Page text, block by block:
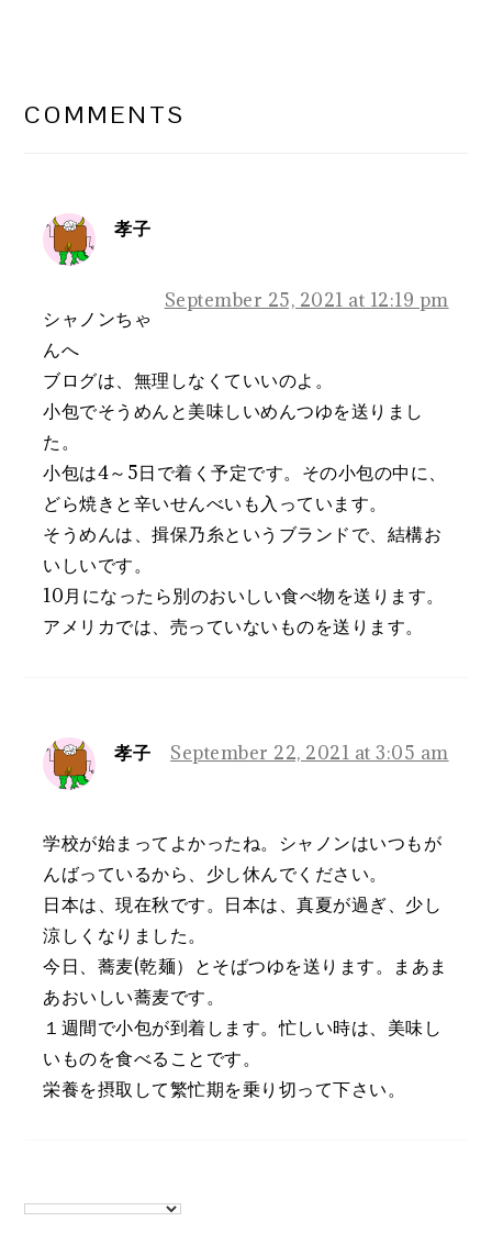
INTERACTIONS
COMMENTS
孝子
September 25, 2021 at 12:19 pm
シャノンちゃ
んへ
ブログは、無理しなくていいのよ。
小包でそうめんと美味しいめんつゆを送りまし
た。
小包は4～5日で着く予定です。その小包の中に、
どら焼きと辛いせんべいも入っています。
そうめんは、揖保乃糸というブランドで、結構お
いしいです。
10月になったら別のおいしい食べ物を送ります。
アメリカでは、売っていないものを送ります。
孝子 September 22, 2021 at 3:05 am
学校が始まってよかったね。シャノンはいつもが
んばっているから、少し休んでください。
日本は、現在秋です。日本は、真夏が過ぎ、少し
涼しくなりました。
今日、蕎麦(乾麺）とそばつゆを送ります。まあま
あおいしい蕎麦です。
１週間で小包が到着します。忙しい時は、美味し
いものを食べることです。
栄養を摂取して繁忙期を乗り切って下さい。
PRIMARY